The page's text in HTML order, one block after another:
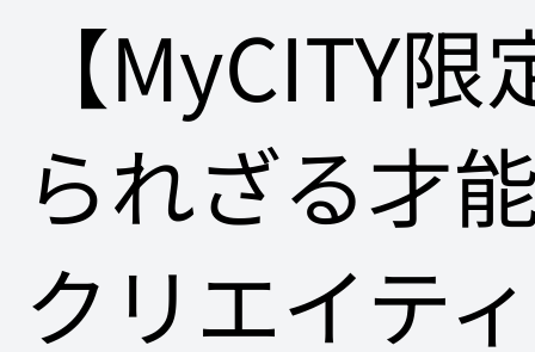
【MyCITY
られざる才
クリエイテ